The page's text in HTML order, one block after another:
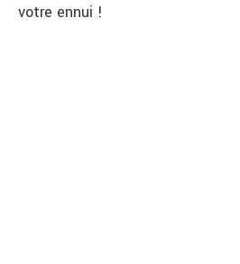
votre ennui !